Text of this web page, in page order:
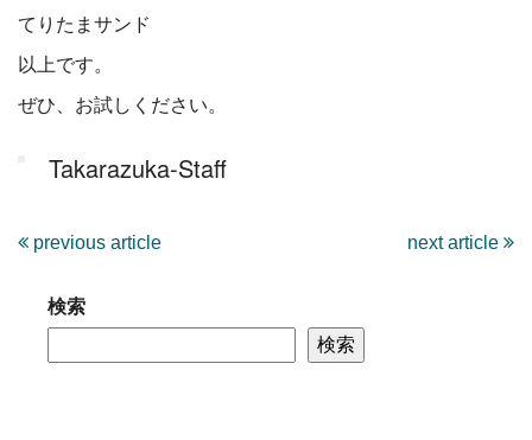
てりたまサンド
以上です。
ぜひ、お試しください。
Takarazuka-Staff
previous article next article
検索
検索